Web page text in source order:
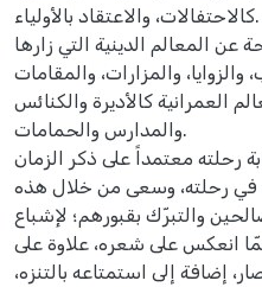
كالاحتفالات، والاعتقاد بالأولياء.
المعالم الدينية التي زارها
والمزارات، والمقامات
العمرانية كالأديرة والكنائس
والمدارس والحمامات.
رحلته معتمداً على ذكر الزمان
في رحلته، وسعى من خلال هذه
والتبرّك بقبورهم؛ لإشباع
انعكس على شعره، علاوة على
إضافة إلى استمتاعه بالتنزه،